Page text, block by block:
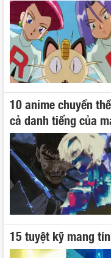
10 anime chuyển
cả danh tiếng của
15 tuyệt kỹ mang